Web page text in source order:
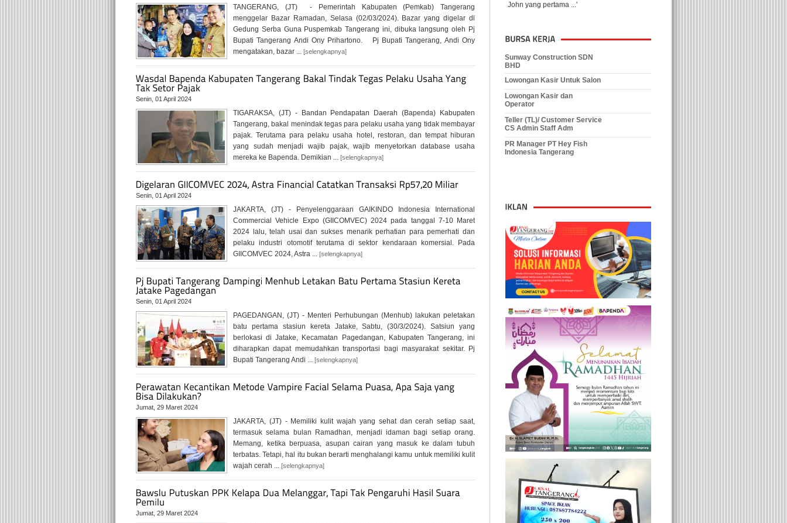
TANGERANG, (JT) - Pemerintah Kabupaten (Pemkab) Tangerang
menggelar Bazar Ramadan, Selasa (02/03/2024). Bazar yang digelar di
Gedung Serba Guna Puspemkab Tangerang ini, dibuka langsung oleh Pj
Bupati Tangerang Andi Ony Prihartono. Pj Bupati Tangerang, Andi Ony
mengatakan, bazar ... [selengkapnya]
Senin, 01 April 2024
TIGARAKSA, (JT) - Bandan Pendapatan Daerah (Bapenda) Kabupaten
Tangerang, bakal menindak tegas para pelaku usaha yang tidak membayar
pajak. Terutama para pelaku usaha hotel, restoran, dan tempat hiburan
yang sudah menjadi wajib pajak, wajib menyetorkan database usaha
mereka ke Bapenda. Demikian ... [selengkapnya]
Senin, 01 April 2024
JAKARTA, (JT) - Penyelenggaraan GAIKINDO Indonesia International
Commercial Vehicle Expo (GIICOMVEC) 2024 pada tanggal 7-10 Maret
2024 lalu, telah usai dan sukses menarik perhatian para pemerhati dan
pelaku industri otomotif terutama di sektor kendaraan komersial. Pada
GIICOMVEC 2024, Astra ... [selengkapnya]
Senin, 01 April 2024
PAGEDANGAN, (JT) - Menteri Perhubungan (Menhub) lakukan peletakan
batu pertama stasiun kereta Jatake, Sabtu, (30/3/2024). Satsiun yang
berlokasi di Jatake, Kecamatan Pagedangan, Kabupaten Tangerang, ini
diharapkan dapat memudahkan transportasi bagi masyarakat sekitar. Pj
Bupati Tangerang Andi ... [selengkapnya]
Jumat, 29 Maret 2024
JAKARTA, (JT) - Memiliki kulit wajah yang sehat dan cerah setiap saat,
termasuk selama bulan Ramadhan, menjadi idaman bagi setiap orang.
Memang, ketika berpuasa, asupan cairan yang masuk ke dalam tubuh
terbatas. Tetapi, hal itu bukan berarti menghalangi kamu untuk memiliki kulit
wajah cerah ... [selengkapnya]
Jumat, 29 Maret 2024
John yang pertama ...'
Sunway Construction SDN
BHD
Lowongan Kasir Untuk Salon
Lowongan Kasir dan
Operator
Teller (TL)/ Customer Service
CS Admin Staff Adm
PR Manager PT Hey Fish
Indonesia Tangerang